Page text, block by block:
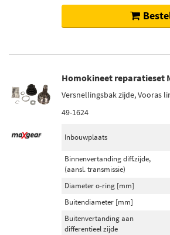
Niet op voorraad (49)
Homokineet reparatieset
Versnellingsbak zijde, Vooras
49-1624
Inbouwplaats
Binnenvertanding diff.zijde,
(aansl. transmissie)
Diameter o-ring [mm]
Buitendiameter [mm]
Buitenvertanding aan
differentieel zijde